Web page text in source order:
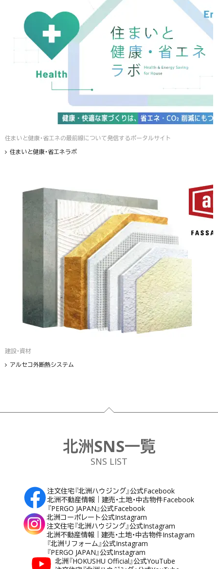
住まいと健康・省エネの最前線について発信するポータルサイト
住まいと健康・省エネラボ
建設・資材
アルセコ外断熱システム
フッター
北洲SNS一覧
SNS LIST
注文住宅『北洲ハウジング』公式Facebook
北洲不動産情報｜建売・土地・中古物件Facebook
『PERGO JAPAN』公式Facebook
北洲コーポレート公式Instagram
注文住宅『北洲ハウジング』公式Instagram
北洲不動産情報｜建売・土地・中古物件Instagram
『北洲リフォーム』公式Instagram
『PERGO JAPAN』公式Instagram
北洲『HOKUSHU Official』公式YouTube